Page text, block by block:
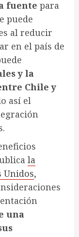
fuente para
puede
al reducir
en el país de
y la
Chile y
así el
la
Unidos,
una